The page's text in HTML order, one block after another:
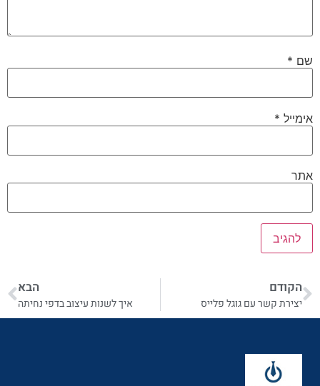
שם *
אימייל *
אתר
הקודם
יצירת קשר עם גוגל פלייס
הבא
איך לשנות עיצוב בדפי נחיתה